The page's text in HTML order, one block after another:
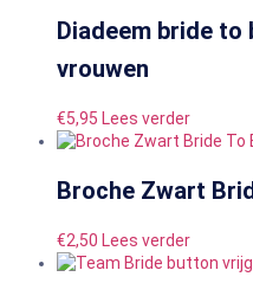
Diadeem bride
vrouwen
€5,95 Lees verder
Broche Zwart
€2,50 Lees verder